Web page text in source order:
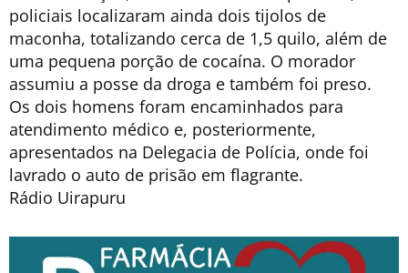
policiais localizaram ainda dois tijolos de
maconha, totalizando cerca de 1,5 quilo, além de
uma pequena porção de cocaína. O morador
assumiu a posse da droga e também foi preso.
Os dois homens foram encaminhados para
atendimento médico e, posteriormente,
apresentados na Delegacia de Polícia, onde foi
lavrado o auto de prisão em flagrante.
Rádio Uirapuru